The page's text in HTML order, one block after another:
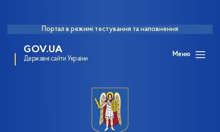
Портал в режимі тестування та наповнення
GOV.UA
Державні сайти України
Меню